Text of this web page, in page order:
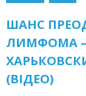
ШАНС
ЛИМФОМА –
(ВІДЕО)